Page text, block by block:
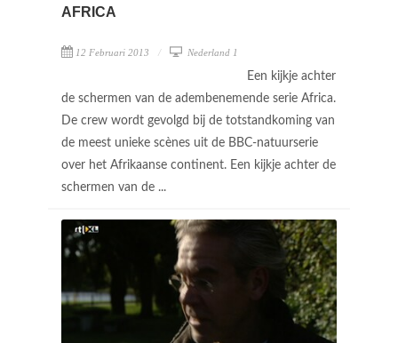
AFRICA
12 Februari 2013 Nederland 1
Een kijkje achter
de schermen van de adembenemende serie Africa.
De crew wordt gevolgd bij de totstandkoming van
de meest unieke scènes uit de BBC-natuurserie
over het Afrikaanse continent. Een kijkje achter de
schermen van de ...